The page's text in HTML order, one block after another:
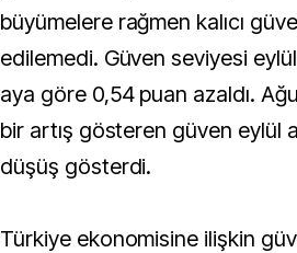
büyümelere rağmen kalıcı
edilemedi. Güven seviyesi
aya göre 0,54 puan azaldı.
bir artış gösteren güven eylül
düşüş gösterdi.
Türkiye ekonomisine ilişkin